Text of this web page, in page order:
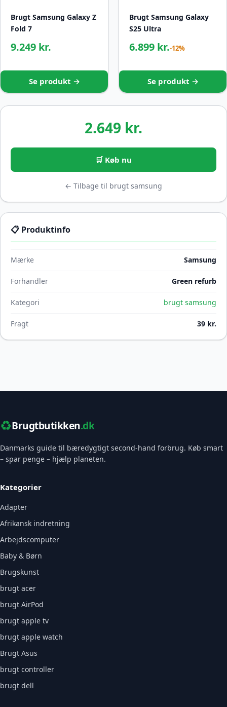
Brugt Samsung Galaxy Z
Fold 7
9.249 kr.
Se produkt →
Brugt Samsung Galaxy
S25 Ultra
6.899 kr.-12%
Se produkt →
2.649 kr.
🛒 Køb nu
← Tilbage til brugt samsung
📋 Produktinfo
Mærke Samsung
Forhandler Green refurb
Kategori brugt samsung
Fragt 39 kr.
♻️Brugtbutikken.dk
Danmarks guide til bæredygtigt second-hand forbrug. Køb smart
– spar penge – hjælp planeten.
Kategorier
Adapter
Afrikansk indretning
Arbejdscomputer
Baby & Børn
Brugskunst
brugt acer
brugt AirPod
brugt apple tv
brugt apple watch
Brugt Asus
brugt controller
brugt dell